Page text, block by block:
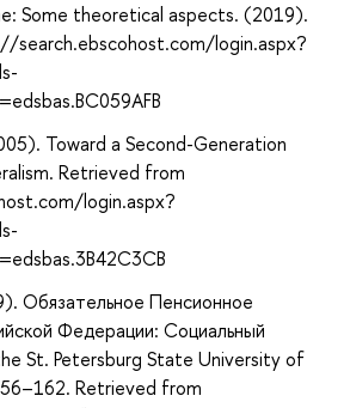
Some theoretical aspects. (2019).
login.aspx?
Toward a Second-Generation
Retrieved from
login.aspx?
Обязательное Пенсионное
Федерации: Социальный
St. Petersburg State University of
Retrieved from